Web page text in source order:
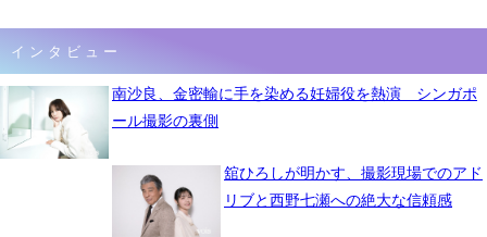
インタビュー
南沙良、金密輸に手を染める妊婦役を熱演 シンガポ
ール撮影の裏側
舘ひろしが明かす、撮影現場でのアド
リブと西野七瀬への絶大な信頼感